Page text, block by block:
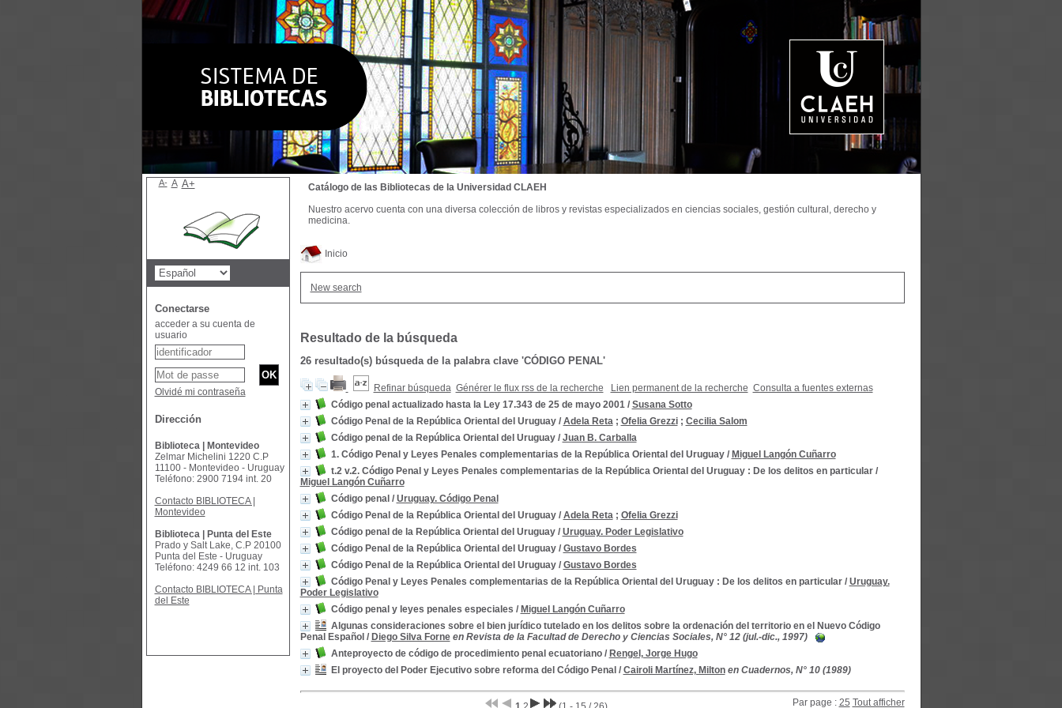
Inicio
New search
Resultado de la búsqueda
26 resultado(s) búsqueda de la palabra clave 'CÓDIGO PENAL'
Refinar búsqueda Générer le flux rss de la recherche Lien permanent de la recherche Consulta a fuentes externas
Código penal actualizado hasta la Ley 17.343 de 25 de mayo 2001/ Susana Sotto
Código Penal de la República Oriental del Uruguay/ Adela Reta; Ofelia Grezzi; Cecilia Salom
Código penal de la República Oriental del Uruguay/ Juan B. Carballa
1. Código Penal y Leyes Penales complementarias de la República Oriental del Uruguay/ Miguel Langón Cuñarro
t.2 v.2. Código Penal y Leyes Penales complementarias de la República Oriental del Uruguay : De los delitos en particular/
Miguel Langón Cuñarro
Código penal / Uruguay. Código Penal
Código Penal de la República Oriental del Uruguay/ Adela Reta; Ofelia Grezzi
Código penal de la República Oriental del Uruguay/ Uruguay. Poder Legislativo
Código Penal de la República Oriental del Uruguay/ Gustavo Bordes
Código Penal de la República Oriental del Uruguay/ Gustavo Bordes
Código Penal y Leyes Penales complementarias de la República Oriental del Uruguay : De los delitos en particular/ Uruguay.
Poder Legislativo
Código penal y leyes penales especiales / Miguel Langón Cuñarro
Algunas consideraciones sobre el bien jurídico tutelado en los delitos sobre la ordenación del territorio en el Nuevo Código
Penal Español / Diego Silva Forne en Revista de la Facultad de Derecho y Ciencias Sociales, N° 12 (jul.-dic., 1997)
Anteproyecto de código de procedimiento penal ecuatoriano/ Rengel, Jorge Hugo
El proyecto del Poder Ejecutivo sobre reforma del Código Penal / Cairoli Martínez, Milton en Cuadernos, N° 10 (1989)
Par page : 25 Tout afficher
Catálogo de las Bibliotecas de la Universidad CLAEH
Nuestro acervo cuenta con una diversa colección de libros y revistas especializados en ciencias sociales, gestión cultural, derecho y
medicina.
A- A A+
Conectarse
acceder a su cuenta de
usuario
Olvidé mi contraseña
Dirección
Biblioteca | Montevideo
Zelmar Michelini 1220 C.P
11100 - Montevideo - Uruguay
Teléfono: 2900 7194 int. 20
Contacto BIBLIOTECA |
Montevideo
Biblioteca | Punta del Este
Prado y Salt Lake, C.P 20100
Punta del Este - Uruguay
Teléfono: 4249 66 12 int. 103
Contacto BIBLIOTECA | Punta
del Este